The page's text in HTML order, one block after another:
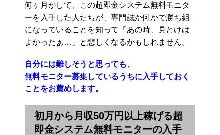
何ヶ月かして、この超即金システム無料モニタ
ーを入手した人たちが、専門誌か何かで勝ち組
になっていることを知って「あの時、見とけば
よかったぁ…」と悲しくなるかもしれません。
自分には難しそうと思っても、
無料モニター募集しているうちに入手しておく
ことをお薦めします。
初月から月収50万円以上稼げる超
即金システム無料モニターの入手